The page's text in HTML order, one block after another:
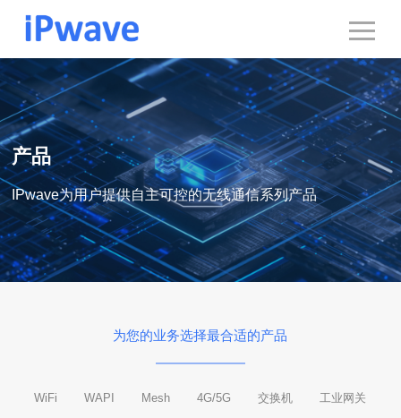
产品
IPwave为用户提供自主可控的无线通信系列产品
为您的业务选择最合适的产品
WiFi WAPI Mesh 4G/5G 交换机 工业网关